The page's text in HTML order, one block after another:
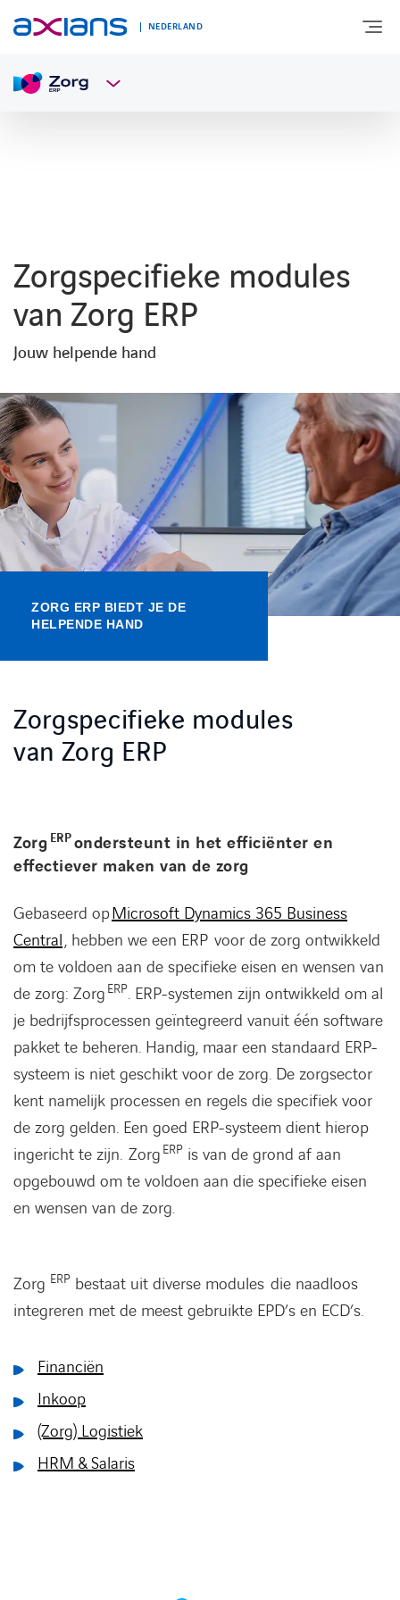
NEDERLAND
NIEUWS & INSPIRATIE
Nieuws
Kennisbank
Referenties
Events
Zorgspecifieke modules
van Zorg ERP
Jouw helpende hand
ZORG ERP BIEDT JE DE
HELPENDE HAND
Zorgspecifieke modules
van Zorg ERP
Zorg ERPondersteunt in het efficiënter en
effectiever maken van de zorg
Gebaseerd opMicrosoft Dynamics 365 Business
Central, hebben we een ERP voor de zorg ontwikkeld
om te voldoen aan de specifieke eisen en wensen van
de zorg: Zorg ERP. ERP-systemen zijn ontwikkeld om al
je bedrijfsprocessen geïntegreerd vanuit één software
pakket te beheren. Handig, maar een standaard ERP-
systeem is niet geschikt voor de zorg. De zorgsector
kent namelijk processen en regels die specifiek voor
de zorg gelden. Een goed ERP-systeem dient hierop
ingericht te zijn. Zorg ERP is van de grond af aan
opgebouwd om te voldoen aan die specifieke eisen
en wensen van de zorg.
Zorg ERP bestaat uit diverse modules die naadloos
integreren met de meest gebruikte EPD’s en ECD’s.
Financiën
Inkoop
(Zorg) Logistiek
HRM & Salaris